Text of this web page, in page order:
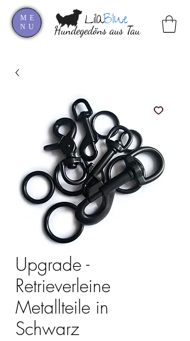
Hundegedöns aus Tau
LilaBlue
ME
NU
Upgrade -
Retrieverleine
Metallteile in
Schwarz